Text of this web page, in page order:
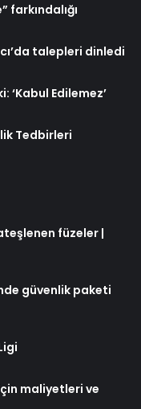
farkındalığı
talepleri dinledi
‘Kabul Edilemez’
Tedbirleri
füzeler |
güvenlik paketi
maliyetleri ve